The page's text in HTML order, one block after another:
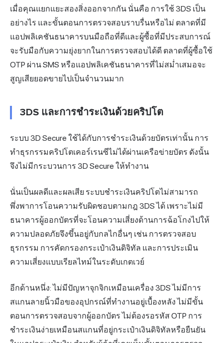
เมื่อคุณแยกแยะสองสิ่งออกจากกัน นั่นคือ การใช้ 3DS เป็น
อย่างไร และขั้นตอนการตรวจสอบราบรื่นหรือไม่ ตลาดที่มี
แอปพลิเคชันธนาคารบนมือถือที่ดีและผู้ซื้อที่มีประสบการณ์
จะรับมือกับความยุ่งยากในการตรวจสอบได้ดี ตลาดที่ผู้ซื้อใช้
OTP ผ่าน SMS หรือแอปพลิเคชันธนาคารที่ไม่สม่ำเสมอจะ
สูญเสียยอดขายไปเป็นจำนวนมาก
3DS และการชำระเงินด้วยคริปโต
ระบบ 3D Secure ใช้ได้กับการชำระเงินด้วยบัตรเท่านั้น การ
ทำธุรกรรมคริปโตเคอร์เรนซีไม่ได้ผ่านเครือข่ายบัตร ดังนั้น
จึงไม่มีกระบวนการ 3D Secure ให้ทำงาน
นั่นเป็นผลดีและผลเสีย ระบบชำระเงินคริปโตไม่สามารถ
พึ่งพาการโอนความรับผิดชอบตามกฎ 3DS ได้ เพราะไม่มี
ธนาคารผู้ออกบัตรที่จะโอนความเสี่ยงด้านการฉ้อโกงไปให้
ความปลอดภัยจึงขึ้นอยู่กับกลไกอื่นๆ เช่น การตรวจสอบ
ธุรกรรม การคัดกรองกระเป๋าเงินดิจิทัล และการประเมิน
ความเสี่ยงแบบเรียลไทม์ในระดับเกตเวย์
อีกด้านหนึ่ง: ไม่มีปัญหาจุกจิกเหมือนเครื่อง 3DS ไม่มีการ
สแกนลายนิ้วมือของอุปกรณ์ที่ทำงานอยู่เบื้องหลัง ไม่มีขั้น
ตอนการตรวจสอบจากผู้ออกบัตร ไม่ต้องรอรหัส OTP การ
ชำระเงินง่ายเหมือนสแกนที่อยู่กระเป๋าเงินดิจิทัลหรือยืนยัน